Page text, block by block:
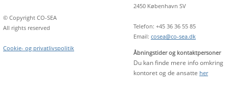
© Copyright CO-SEA
All rights reserved
Cookie- og privatlivspolitik
2450 København SV
Telefon: +45 36 36 55 85
Email: cosea@co-sea.dk
Åbningstider og kontaktpersoner
Du kan finde mere info omkring
kontoret og de ansatte her